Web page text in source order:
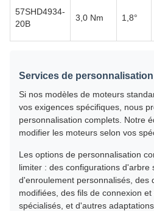
57SHD4934-
20B
3,0 Nm 1,8°
Services de personnalisation
Si nos modèles de moteurs
vos exigences spécifiques, nous
personnalisation complets. Notre
modifier les moteurs selon vos
Les options de personnalisation
limiter : des configurations d'arbre
d'enroulement personnalisés, des
modifiées, des fils de connexion
spécialisés, et d'autres